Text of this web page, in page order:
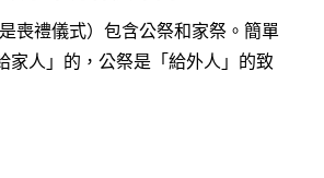
喪禮儀式）包含公祭和家祭。簡單
家人」的，公祭是「給外人」的致